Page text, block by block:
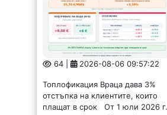
64 | 2026-08-06 09:57:22
Топлофикация Враца дава 3%
отстъпка на клиентите, които
плащат в срок От 1 юли 2026 г.
за клиентите на „Топлофикация
Враца“ ЕАД е в сила утвърдената
от КЕВР цена на топлинната...